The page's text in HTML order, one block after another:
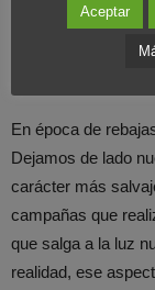
cobra aún un
que tan sólo
En época de
Dejamos de lado
carácter más
campañas que
que salga a la luz
realidad, ese
Aceptar